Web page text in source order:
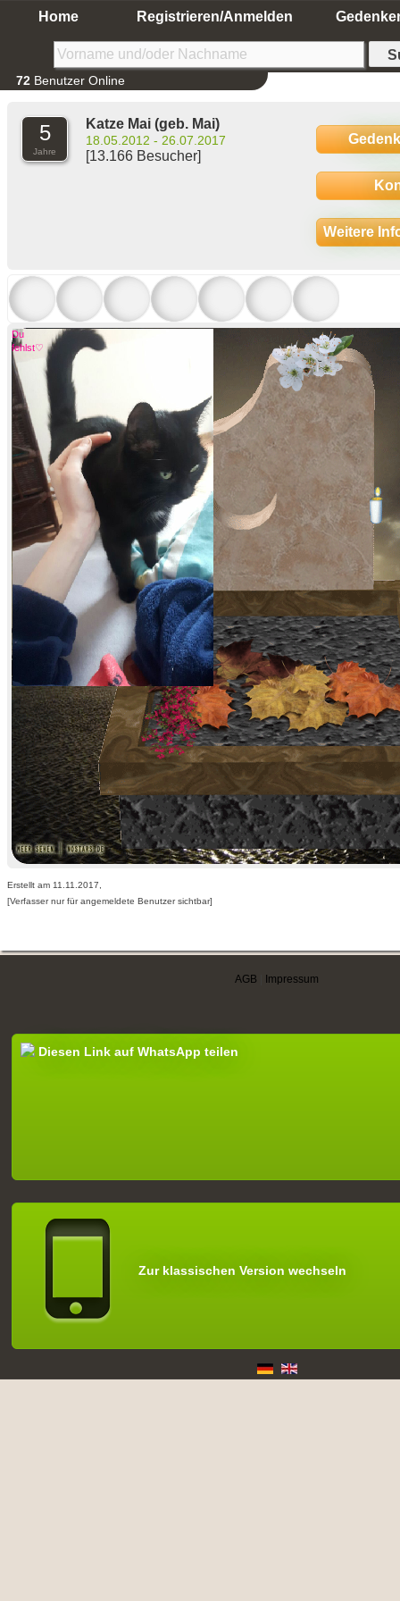
Home Registrieren/Anmelden
72 Benutzer Online
5
Jahre
Katze Mai (geb. Mai)
18.05.2012 - 26.07.2017
[13.166 Besucher]
Weitere
Du
fehlst♡
Erstellt am 11.11.2017,
[Verfasser nur für angemeldete Benutzer sichtbar]
AGB Impressum
Diesen Link auf WhatsApp teilen
Zur klassischen Version wechseln